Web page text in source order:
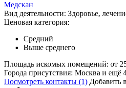
Медскан
Вид деятельности: Здоровье,
Ценовая категория:
Средний
Выше среднего
Площадь искомых помещений: от
Города присутствия: Москва и ещё
Посмотреть контакты (1) Добавить